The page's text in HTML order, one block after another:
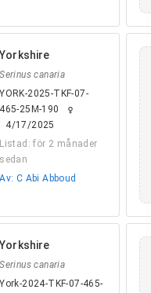
Yorkshire
Serinus canaria
YORK-2025-TKF-07-
465-25M-190
female
4/17/2025
Listad: för 2 månader
sedan
Av: C Abi Abboud
Yorkshire
Serinus canaria
York-2024-TKF-07-465-